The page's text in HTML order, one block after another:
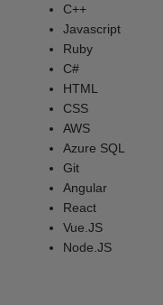
C++
Javascript
Ruby
C#
HTML
CSS
AWS
Azure SQL
Git
Angular
React
Vue.JS
Node.JS